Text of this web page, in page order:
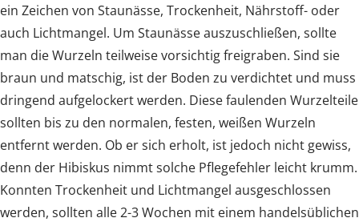
ein Zeichen von Staunässe, Trockenheit, Nährstoff- oder
auch Lichtmangel. Um Staunässe auszuschließen, sollte
man die Wurzeln teilweise vorsichtig freigraben. Sind sie
braun und matschig, ist der Boden zu verdichtet und muss
dringend aufgelockert werden. Diese faulenden Wurzelteile
sollten bis zu den normalen, festen, weißen Wurzeln
entfernt werden. Ob er sich erholt, ist jedoch nicht gewiss,
denn der Hibiskus nimmt solche Pflegefehler leicht krumm.
Konnten Trockenheit und Lichtmangel ausgeschlossen
werden, sollten alle 2-3 Wochen mit einem handelsüblichen